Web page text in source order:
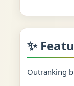
✨
Outranking